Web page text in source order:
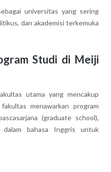
universitas yang sering
dan akademisi terkemuka
Studi di Meiji
utama yang mencakup
menawarkan program
(graduate school),
dalam bahasa Inggris untuk